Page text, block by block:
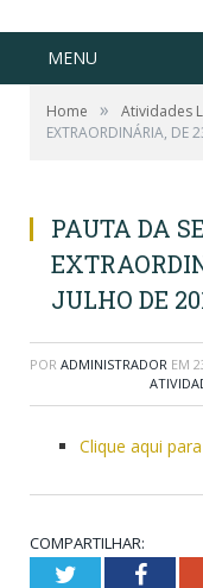
MENU
Home » Atividades
EXTRAORDINÁRIA, DE
PAUTA DA
JULHO DE
POR ADMINISTRADOR EM
Clique aqui
COMPARTILHAR:
Twitter